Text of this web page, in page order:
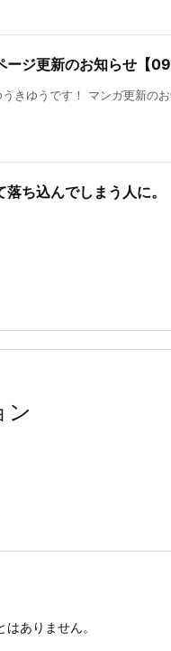
ージ更新のお知らせ【
うきゆうです！ マンガ更新の
ち込んでしまう人に。
ン
ありません。